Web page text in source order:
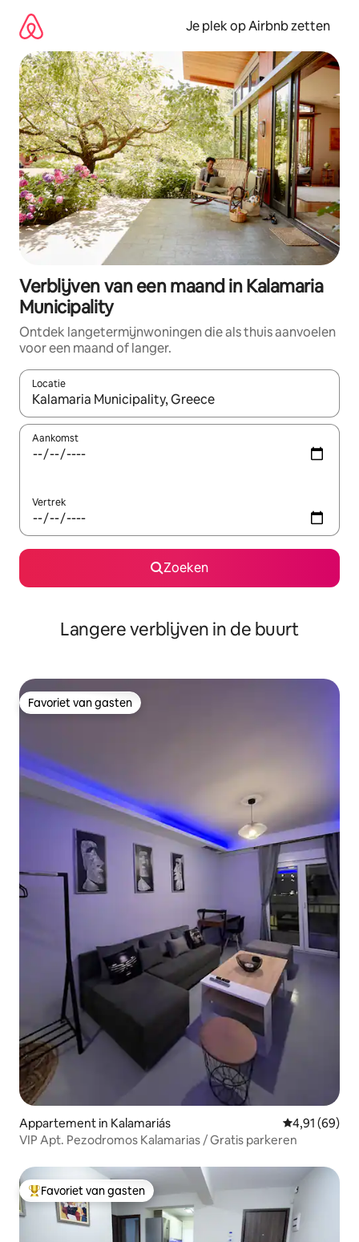
direct
naar
inhoud
Je plek op Airbnb zetten
Verblijven van een maand in Kalamaria
Municipality
Ontdek langetermijnwoningen die als thuis aanvoelen
voor een maand of langer.
Locatie
Wanneer er resultaten beschikbaar zijn, maak je een keuze
Aankomst
Vertrek
Zoeken
Langere verblijven in de buurt
Favoriet van gasten
Favoriet van gasten
Appartement in Kalamariás Gemiddelde
4,91 (69)
VIP Apt. Pezodromos Kalamarias / Gratis parkeren
Topfavoriet van gasten
Favoriet van gasten